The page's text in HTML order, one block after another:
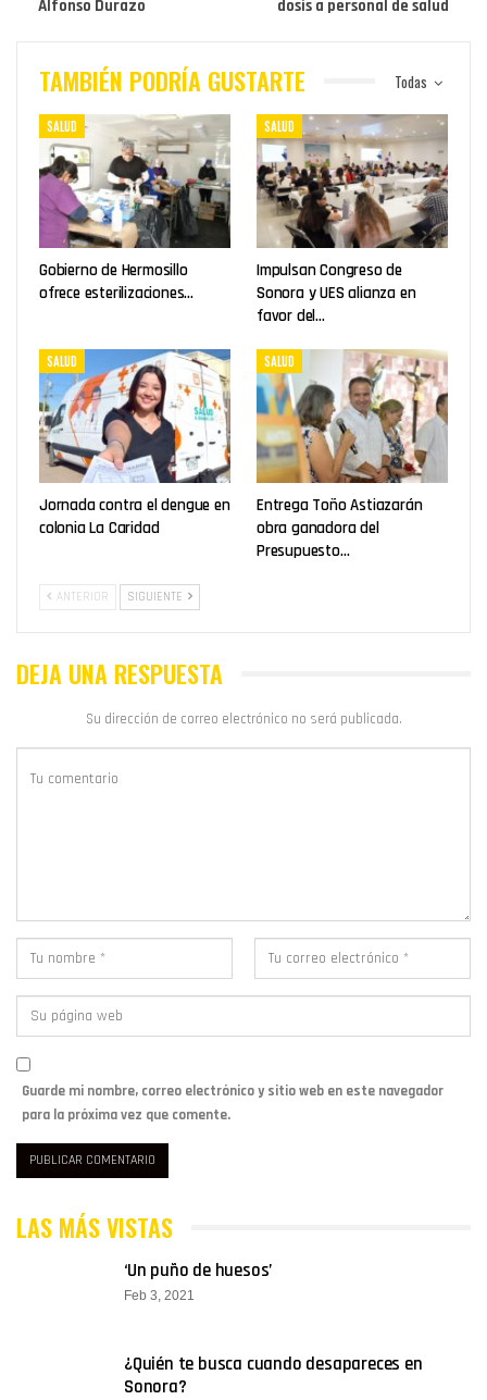
Alfonso Durazo
dosis a personal de salud
Todas
TAMBIÉN PODRÍA GUSTARTE
SALUD
Gobierno de Hermosillo
ofrece esterilizaciones…
SALUD
Impulsan Congreso de
Sonora y UES alianza en
favor del…
SALUD
Jornada contra el dengue en
colonia La Caridad
SALUD
Entrega Toño Astiazarán
obra ganadora del
Presupuesto…
ANTERIOR SIGUIENTE
DEJA UNA RESPUESTA
Su dirección de correo electrónico no será publicada.
Guarde mi nombre, correo electrónico y sitio web en este navegador
para la próxima vez que comente.
LAS MÁS VISTAS
‘Un puño de huesos’
Feb 3, 2021
¿Quién te busca cuando desapareces en
Sonora?